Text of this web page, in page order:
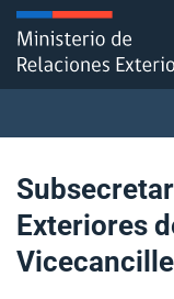
Click acá para ir
Ministerio
Política Exterior
Exteriores